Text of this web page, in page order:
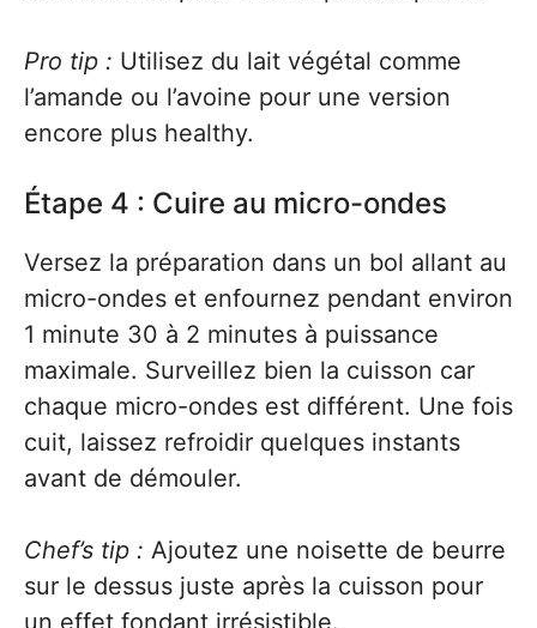
Pro tip : Utilisez du lait végétal comme
l’amande ou l’avoine pour une version
encore plus healthy.
Étape 4 : Cuire au micro-ondes
Versez la préparation dans un bol allant au
micro-ondes et enfournez pendant environ
1 minute 30 à 2 minutes à puissance
maximale. Surveillez bien la cuisson car
chaque micro-ondes est différent. Une fois
cuit, laissez refroidir quelques instants
avant de démouler.
Chef’s tip : Ajoutez une noisette de beurre
sur le dessus juste après la cuisson pour
un effet fondant irrésistible.